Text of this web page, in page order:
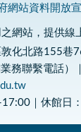
網站資料開放
網站，提供線
化北路155巷
務聯繫電話）
｜休館日